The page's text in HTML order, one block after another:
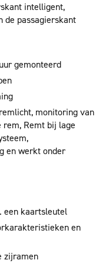
intelligent,
de passagierskant
gemonteerd
monitoring van
rem, Remt bij lage
en werkt onder
een kaartsleutel
en
zijramen